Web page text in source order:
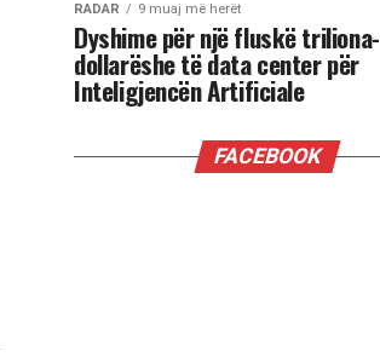
RADAR 9 muaj më herët
Dyshime për një fluskë triliona-
dollarëshe të data center për
Inteligjencën Artificiale
FACEBOOK